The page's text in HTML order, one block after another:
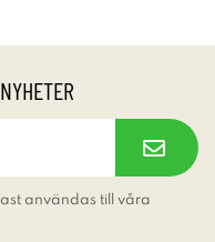
användas till våra